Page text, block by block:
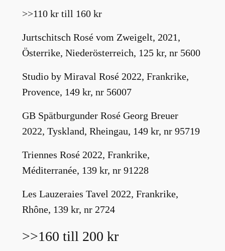
>>110 kr till 160 kr
Jurtschitsch Rosé vom Zweigelt, 2021,
Österrike, Niederösterreich, 125 kr, nr 5600
Studio by Miraval Rosé 2022, Frankrike,
Provence, 149 kr, nr 56007
GB Spätburgunder Rosé Georg Breuer
2022, Tyskland, Rheingau, 149 kr, nr 95719
Triennes Rosé 2022, Frankrike,
Méditerranée, 139 kr, nr 91228
Les Lauzeraies Tavel 2022, Frankrike,
Rhône, 139 kr, nr 2724
>>160 till 200 kr